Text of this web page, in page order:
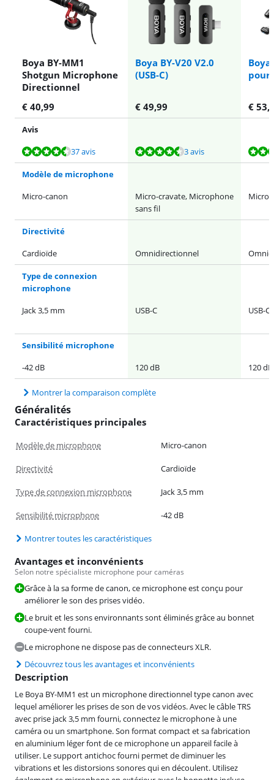
Boya BY-MM1
Shotgun Microphone
Directionnel
Boya BY-V20 V2.0
(USB-C)
pour
€ 40,99 € 49,99 € 53,-
Avis
La note est de 8,6 sur 10, basée sur 37 avis.
37 avis
La note est de 8,5 sur 10, basée sur 3 avis. 3 avis
La note est de 8,5 sur 10, basée sur 4 avis.
La note est de 9,1 sur 10, basée sur 3 avis.
La note est de 9,6 sur 10, basée sur 3 avis.
Modèle de microphone
Micro-canon
Micro-cravate, Microphone
sans fil
Micro-
Directivité
Cardioïde
Omnidirectionnel
Type de connexion
microphone
Jack 3,5 mm
USB-C USB-C
Sensibilité microphone
-42 dB
120 dB 120 dB
Montrer la comparaison complète
Généralités
Caractéristiques principales
Modèle de microphone Micro-canon
Directivité Cardioïde
Type de connexion microphone Jack 3,5 mm
Sensibilité microphone -42 dB
Montrer toutes les caractéristiques
Avantages et inconvénients
Selon notre spécialiste microphone pour caméras
Grâce à la sa forme de canon, ce microphone est conçu pour
améliorer le son des prises vidéo.
Le bruit et les sons environnants sont éliminés grâce au bonnet
coupe-vent fourni.
Le microphone ne dispose pas de connecteurs XLR.
Découvrez tous les avantages et inconvénients
Description
Le Boya BY-MM1 est un microphone directionnel type canon avec
lequel améliorer les prises de son de vos vidéos. Avec le câble TRS
avec prise jack 3,5 mm fourni, connectez le microphone à une
caméra ou un smartphone. Son format compact et sa fabrication
en aluminium léger font de ce microphone un appareil facile à
utiliser. Le support antichoc fourni permet de diminuer les
vibrations et les distorsions sonores qui en découlent. Utilisez